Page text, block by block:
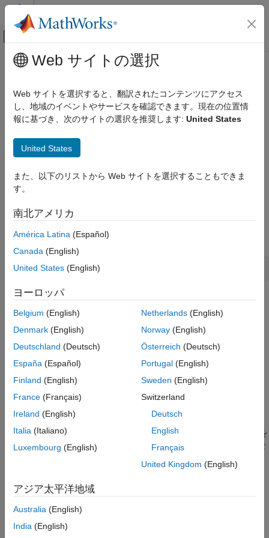
コンテンツへスキップ
オフキャンバス ナビゲーション メ
ドキュメンテーションのホーム
ブロックとブロックセットの作成
ブロック アルゴリズムの作成
MATLAB S-Function を使用したブロックの作
Simulink
ブロック アルゴリズムの作成
MATLAB を使用したブロックの作成
MATLAB S-Function のブロック機能の構成
Disable
項目一覧
必須
説明
参考
バージョン履歴
メインコンテンツ
Disable
この MATLAB S-Function ブロックを含む有効なシステムのディ
セーブル化に応答する
必須
言語
MATLAB ®
構文
Disable(s)
引数
Level-2 MATLAB S-Function ブロックを表す
Simulink.MSFcnRunTimeBlock クラスのインスタンス。
説明
このブロックが Enabled Subsystem 内に存在し、その Enabled
セーブル状態に変わった場合、Simulink
®
ョンのメソッドを呼び出します。S-Function ではこのメソッドを
使用して、含まれているサブシステムのディセーブル化に必要な
参考
Enable ,Simulink.MSFcnRunTimeBlock
バージョン履歴
Web サイトの選択
Web サイトを選択すると、翻訳されたコンテンツにアクセス
し、地域のイベントやサービスを確認できます。現在の位置情
報に基づき、次のサイトの選択を推奨します: United States
United States
また、以下のリストから Web サイトを選択することもできま
す。
南北アメリカ
América Latina (Español)
Canada (English)
United States (English)
ヨーロッパ
Belgium (English)
Denmark (English)
Deutschland (Deutsch)
España (Español)
Finland (English)
France (Français)
Ireland (English)
Italia (Italiano)
Luxembourg (English)
Netherlands(English)
Norway(English)
Österreich (Deutsch)
Portugal(English)
Sweden (English)
Switzerland
Deutsch
English
Français
United Kingdom (English)
アジア太平洋地域
Australia (English)
India (English)